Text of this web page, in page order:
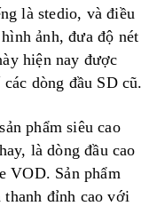
là stedio, và điều
ảnh, đưa độ nét
hiện nay được
dòng đầu SD cũ.
phẩm siêu cao
là dòng đầu cao
VOD. Sản phẩm
thanh đỉnh cao với